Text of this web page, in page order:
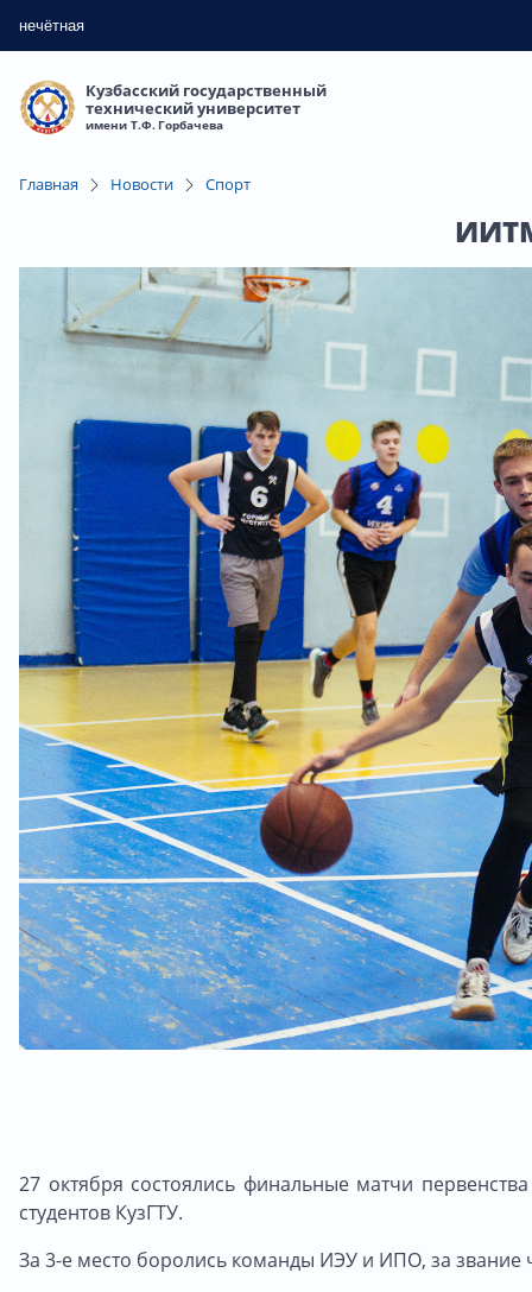
нечётная
Кузбасский государственный
технический университет
имени Т.Ф. Горбачева
Главная Новости Спорт
27 октября состоялись финальные матчи
студентов КузГТУ.
За 3-е место боролись команды ИЭУ и ИПО, за